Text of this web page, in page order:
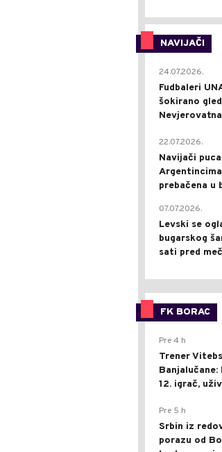
NAVIJAČI
24.07.2026.
Fudbaleri
šokirano
22.07.2026.
Navijači
prebačena u
07.07.2026.
Levski se
bugarskog
sati pred
FK BORAC
Pre 4 h
Trener
12. igrač,
Pre 5 h
Srbin iz
porazu od